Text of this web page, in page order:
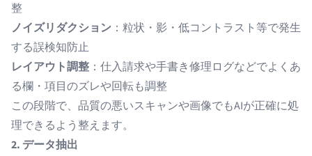
整
ノイズリダクション ：粒状・影・低コントラスト等で発生
する誤検知防止
レイアウト調整 ：仕入請求や手書き修理ログなどでよくあ
る欄・項目のズレや回転も調整
この段階で、品質の悪いスキャンや画像でもAIが正確に処
理できるよう整えます。
2. データ抽出